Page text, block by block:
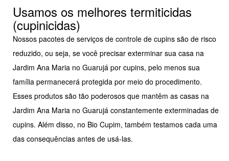
Usamos os melhores termiticidas
(cupinicidas)
Nossos pacotes de serviços de controle de cupins são de risco
reduzido, ou seja, se você precisar exterminar sua casa na
Jardim Ana Maria no Guarujá por cupins, pelo menos sua
família permanecerá protegida por meio do procedimento.
Esses produtos são tão poderosos que mantêm as casas na
Jardim Ana Maria no Guarujá constantemente exterminadas de
cupins. Além disso, no Bio Cupim, também testamos cada uma
das consequências antes de usá-las.